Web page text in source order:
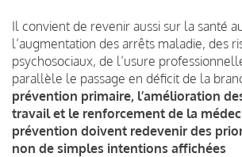
Il convient de revenir aussi sur la santé
l’augmentation des arrêts maladie, des
psychosociaux, de l’usure
parallèle le passage en déficit de la
prévention primaire, l’amélioration
travail et le renforcement de la
prévention doivent redevenir des
non de simples intentions affichées